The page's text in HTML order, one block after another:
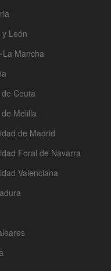
León
La Mancha
Ceuta
Melilla
de Madrid
Foral de Navarra
Valenciana